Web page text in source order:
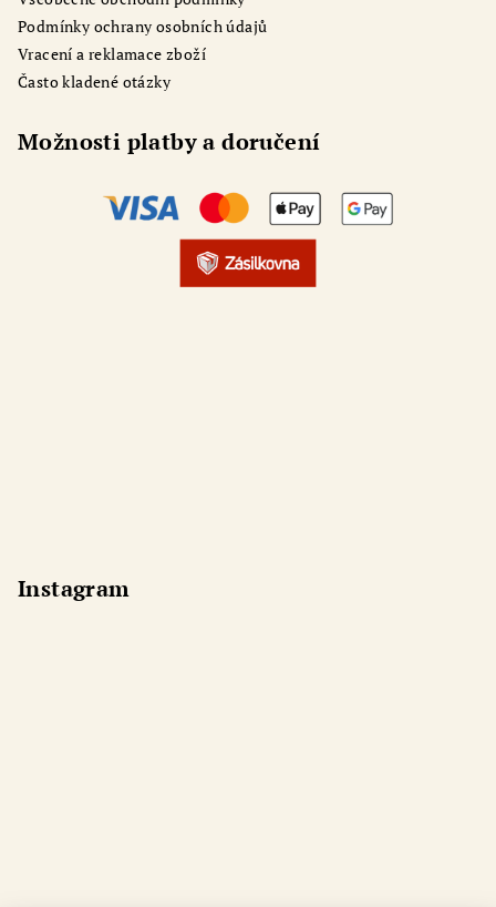
Podmínky ochrany osobních údajů
Vracení a reklamace zboží
Často kladené otázky
Možnosti platby a doručení
Instagram